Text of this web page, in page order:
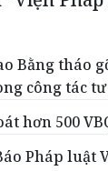
Bằng tháo
hơn 500
Pháp luật
viên mới
cao hiệu